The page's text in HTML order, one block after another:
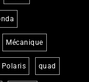
Mécanique
Polaris quad